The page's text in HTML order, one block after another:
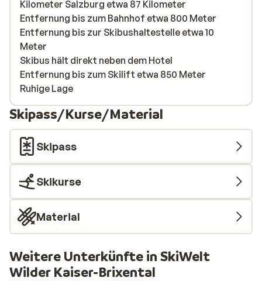
Kilometer Salzburg etwa 87 Kilometer
Entfernung bis zum Bahnhof etwa 800 Meter
Entfernung bis zur Skibushaltestelle etwa 10
Meter
Skibus hält direkt neben dem Hotel
Entfernung bis zum Skilift etwa 850 Meter
Ruhige Lage
Skipass/Kurse/Material
Skipass
Skikurse
Material
Weitere Unterkünfte in SkiWelt
Wilder Kaiser-Brixental